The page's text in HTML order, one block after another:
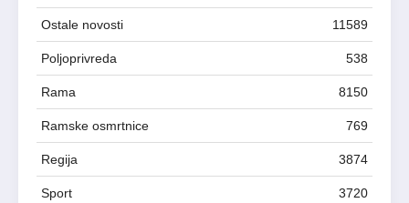
Ostale novosti 11589
Poljoprivreda 538
Rama 8150
Ramske osmrtnice 769
Regija 3874
Sport 3720